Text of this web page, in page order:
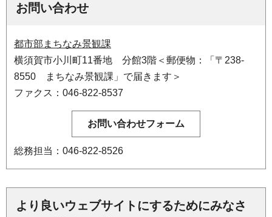
お問い合わせ
都市部まちなみ景観課
横須賀市小川町11番地 分館3階＜郵便物：「〒238-
8550 まちなみ景観課」で届きます＞
ファクス：046-822-8537
総務担当：046-822-8526
より良いウェブサイトにするためにみなさ